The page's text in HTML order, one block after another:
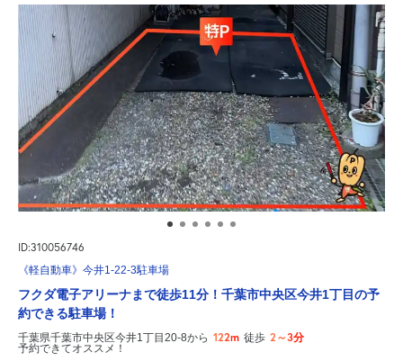
ID:310056746
《軽自動車》今井1-22-3駐車場
フクダ電子アリーナまで徒歩11分！千葉市中央区今井1丁目の予
約できる駐車場！
千葉県千葉市中央区今井1丁目20-8から 122m 徒歩 2～3分
予約できてオススメ！